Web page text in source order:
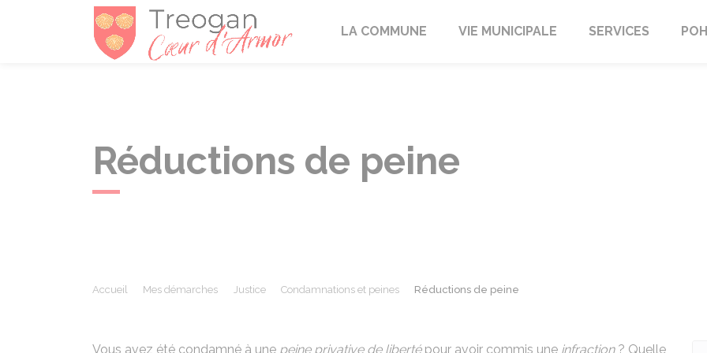
TréoganLA COMMUNE VIE MUNICIPALE SERVICES
Réductions de peine
Accueil Mes démarches Justice Condamnations et peines Réductions de peine
Vous avez été condamné à une peine privative de liberté pour avoir commis une infraction? Quelle